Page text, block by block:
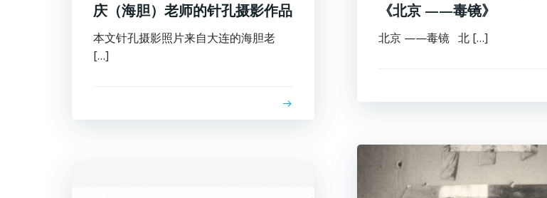
庆（海胆）老师的针孔摄影作品
本文针孔摄影照片来自大连的海胆老
[…]
《北京 ——毒镜》
北京 ——毒镜 北 […]